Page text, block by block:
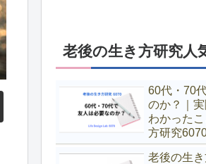
老後の生き方研究人
60代・70
のか？｜
わかった
方研究6070
老後の生